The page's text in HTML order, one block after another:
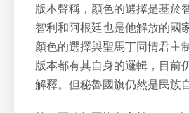
版本聲稱，顏色的選擇是基於
智利和阿根廷也是他解放的國
顏色的選擇與聖馬丁同情君主
版本都有其自身的邏輯，目前
解釋。但秘魯國旗仍然是民族